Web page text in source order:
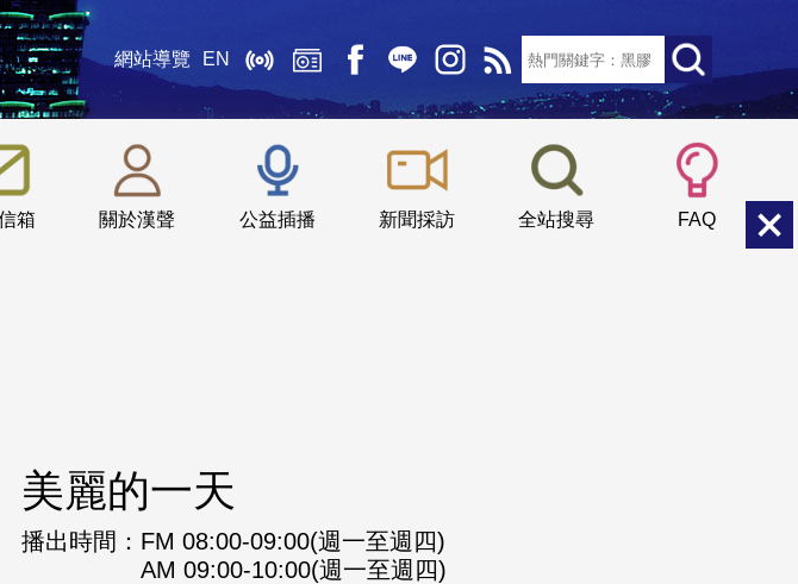
網站導覽 EN
箱 關於漢聲 公益插播 新聞採訪 全站搜尋 FAQ
小 中
美麗的一天
播出時間： FM 08:00-09:00(週一至週四)
AM 09:00-10:00(週一至週四)